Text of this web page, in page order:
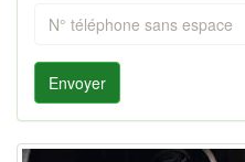
Envoyer